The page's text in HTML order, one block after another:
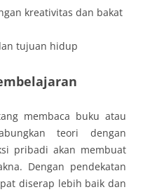
kreativitas dan bakat
tujuan hidup
membaca buku atau
teori dengan
pribadi akan membuat
Dengan pendekatan
diserap lebih baik dan